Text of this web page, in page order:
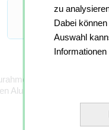
zu
Dabei
Auswahl
in Weiß Dein Bild
Aluminiumrahmen, der